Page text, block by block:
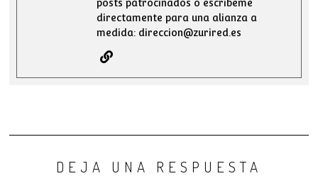
posts patrocinados o escríbeme
directamente para una alianza a
medida: direccion@zurired.es
DEJA UNA RESPUESTA